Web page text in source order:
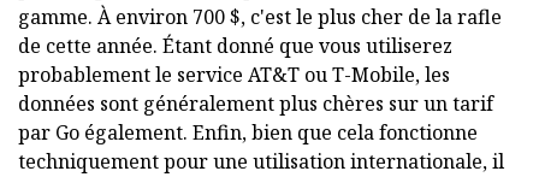
gamme. À environ 700 $, c'est le plus cher de la rafle
de cette année. Étant donné que vous utiliserez
probablement le service AT&T ou T-Mobile, les
données sont généralement plus chères sur un tarif
par Go également. Enfin, bien que cela fonctionne
techniquement pour une utilisation internationale, il